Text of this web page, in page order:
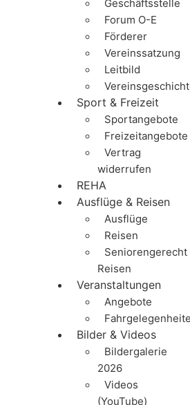
Geschäftsstelle
Forum O-E
Förderer
Vereinssatzung
Leitbild
Sport & Freizeit
Sportangebote
Freizeitangebote
Vertrag
widerrufen
REHA
Ausflüge & Reisen
Ausflüge
Reisen
Seniorengerecht
Reisen
Veranstaltungen
Angebote
Bilder & Videos
Bildergalerie
2026
Videos
(YouTube)